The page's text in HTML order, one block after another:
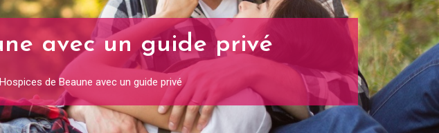
avec un guide privé
de Beaune avec un guide privé